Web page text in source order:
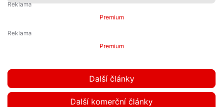
Premium
Premium
Další články
Další komerční články